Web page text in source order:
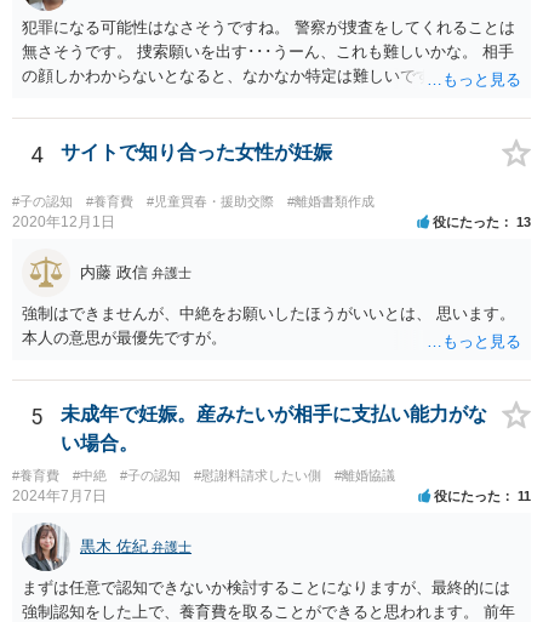
犯罪になる可能性はなさそうですね。 警察が捜査をしてくれることは
無さそうです。 捜索願いを出す･･･うーん、これも難しいかな。 相手
の顔しかわからないとなると、なかなか特定は難しいですね。 お役に
4 サイトで知り合った女性が妊娠
#子の認知 #養育費 #児童買春・援助交際 #離婚書類作成
2020年12月1日 役にたった 13
内藤 政信 弁護士
強制はできませんが、中絶をお願いしたほうがいいとは、 思います。
本人の意思が最優先ですが。
5
未成年で妊娠。産みたいが相手に支払い能力がな
い場合。
#養育費 #中絶 #子の認知 #慰謝料請求したい側 #離婚協議
2024年7月7日 役にたった 11
黒木 佐紀 弁護士
まずは任意で認知できないか検討することになりますが、最終的には
強制認知をした上で、養育費を取ることができると思われます。 前年